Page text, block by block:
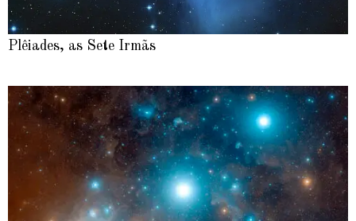
Plêiades, as Sete Irmãs